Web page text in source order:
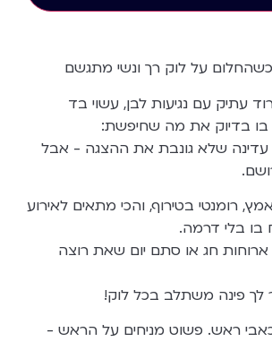
על לוק רך ונשי מתגשם
עתיק עם נגיעות לבן, עשוי בד
בו בדיוק את מה שחיפשת:
עדינה שלא גונבת את ההצגה - אבל
רומנטי בטירוף, והכי מתאים לאירוע
בו בלי דרמה.
חג או סתם יום שאת רוצה
לך פינה משתלב בכל לוק!
ראש. פשוט מניחים על הראש -